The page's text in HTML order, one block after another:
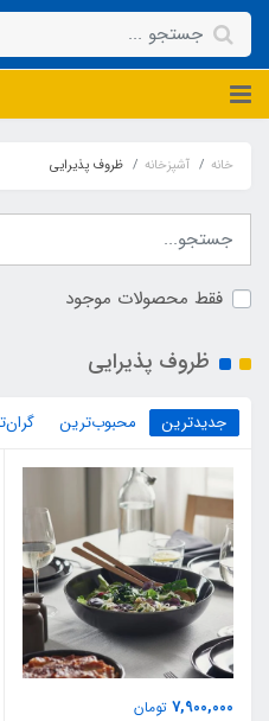
خانه آشپزخانه ظروف پذیرایی
فقط محصولات موجود
ظروف پذیرایی
جدیدترین محبوب‌ترین
7,900,000 تومان